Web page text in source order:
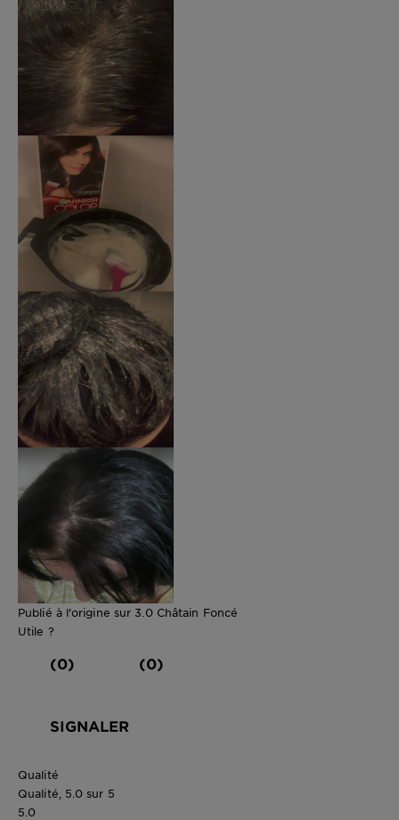
Publié à l'origine sur 3.0 Châtain Foncé
Utile ?
(0) (0)
SIGNALER
Qualité
Qualité, 5.0 sur 5
5.0